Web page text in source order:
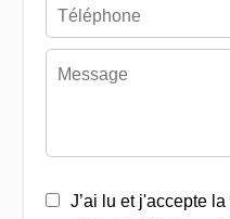
J’ai lu et j'accepte la